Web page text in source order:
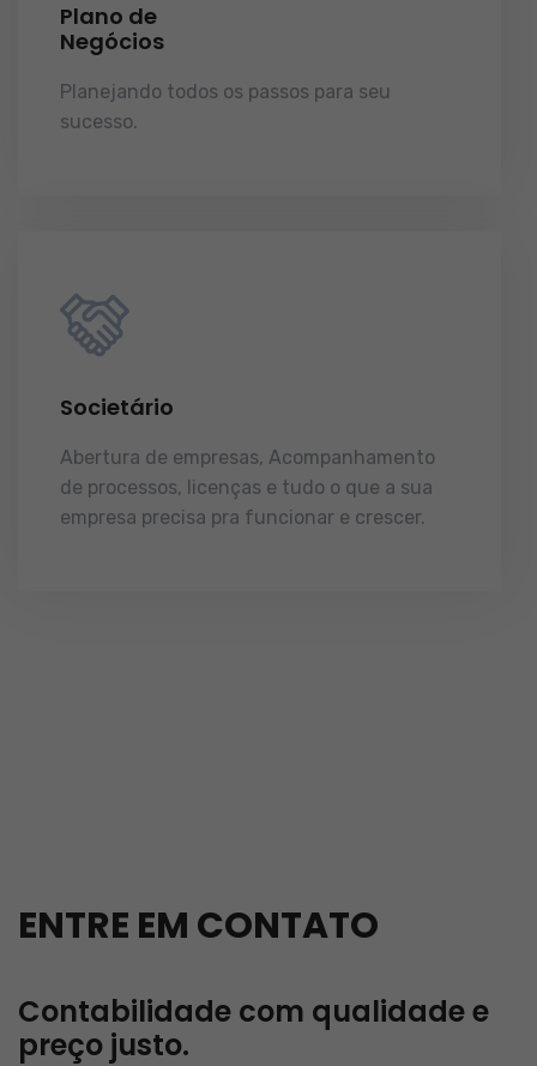
Plano de
Negócios
Planejando todos os passos para seu
sucesso.
Societário
Abertura de empresas, Acompanhamento
de processos, licenças e tudo o que a sua
empresa precisa pra funcionar e crescer.
ENTRE EM CONTATO
Contabilidade com qualidade e
preço justo.